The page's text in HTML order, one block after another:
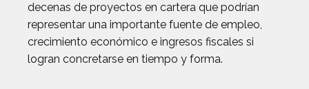
decenas de proyectos en cartera que podrían
representar una importante fuente de empleo,
crecimiento económico e ingresos fiscales si
logran concretarse en tiempo y forma.